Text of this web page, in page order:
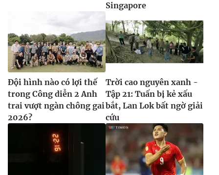
Singapore
Đội hình nào có lợi thế
trong Công diễn 2 Anh
trai vượt ngàn chông gai
2026?
Trời cao nguyên xanh -
Tập 21: Tuấn bị kẻ xấu
bắt, Lan Lok bất ngờ giải
cứu